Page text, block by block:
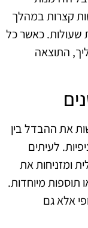
קצרות במהלך
שעולות. כאשר כל
התוצאה
את ההבדל בין
לעיתים
ומזניחות את
תוספות מיוחדות.
אלא גם